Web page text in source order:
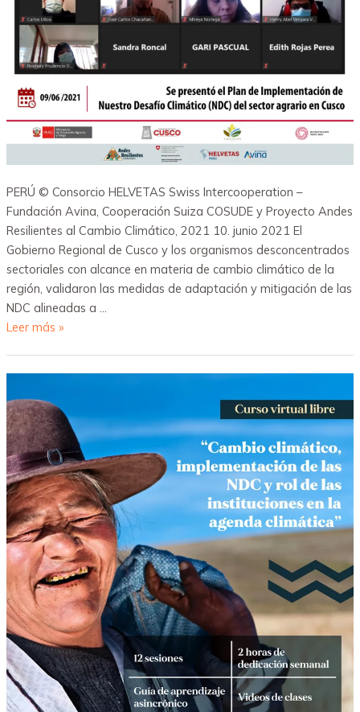
PERÚ © Consorcio HELVETAS Swiss Intercooperation –
Fundación Avina, Cooperación Suiza COSUDE y Proyecto Andes
Resilientes al Cambio Climático, 2021 10. junio 2021 El
Gobierno Regional de Cusco y los organismos desconcentrados
sectoriales con alcance en materia de cambio climático de la
región, validaron las medidas de adaptación y mitigación de las
NDC alineadas a …
Leer más »